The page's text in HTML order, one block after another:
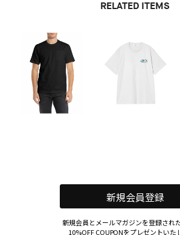
RELATED ITEMS
新規会員登録
新規会員とメールマガジンを登録され
10%OFF COUPONをプレゼントいた